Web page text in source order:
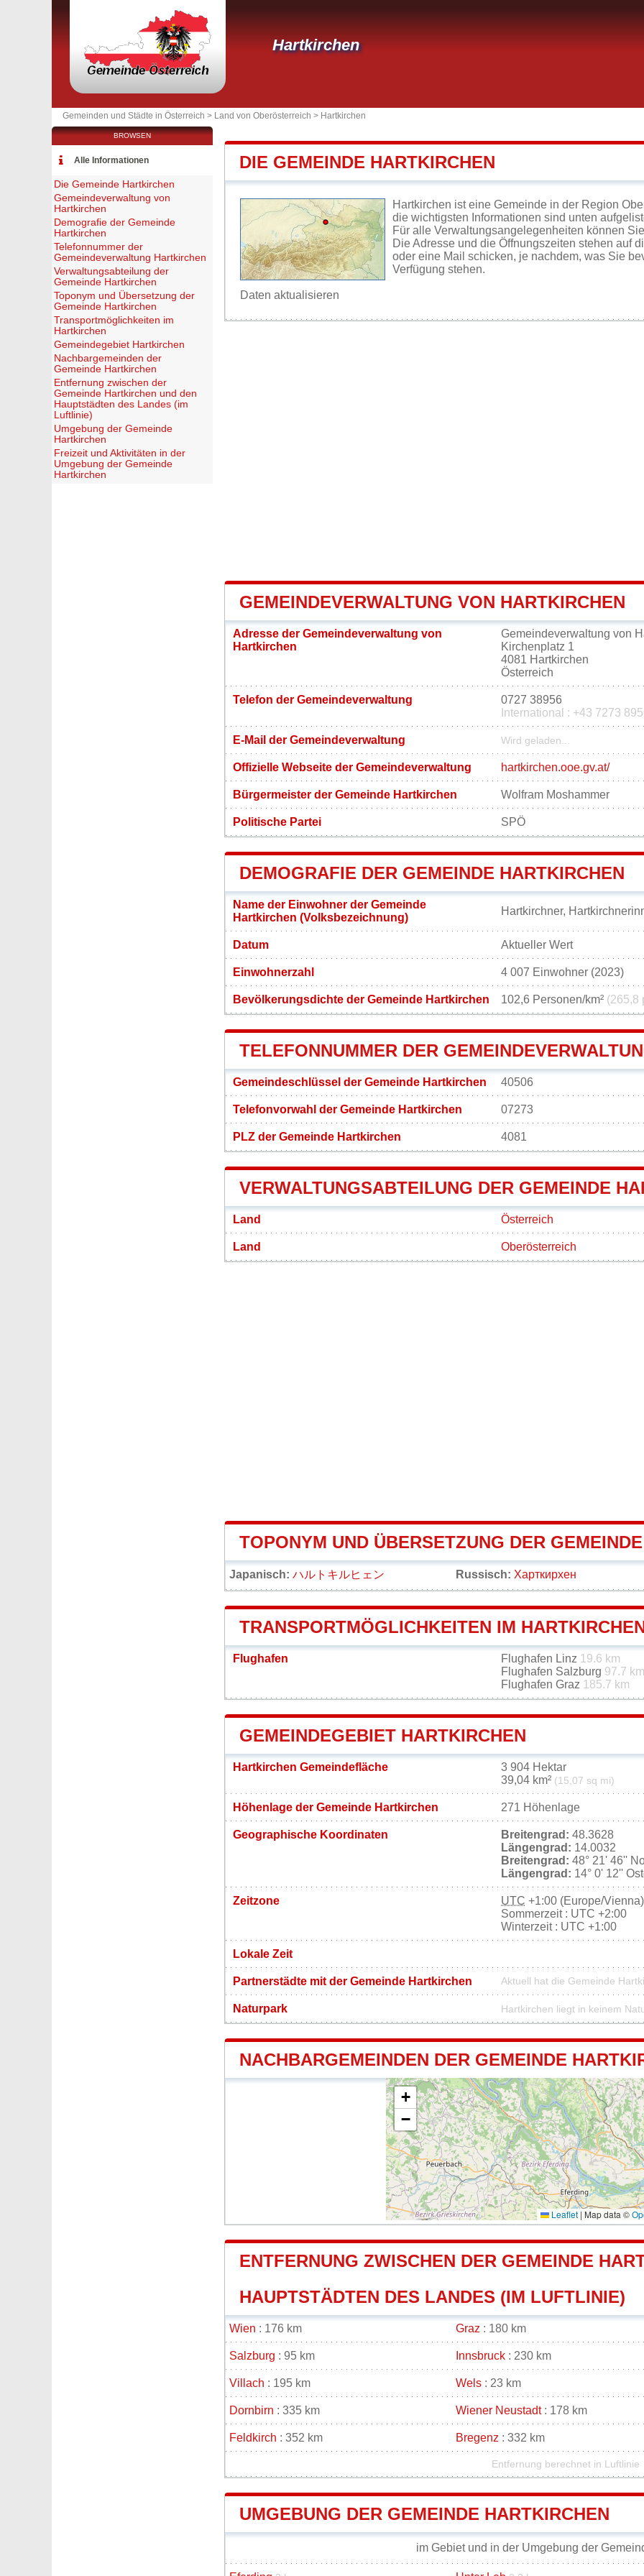
Hartkirchen
Gemeinden und Städte in Österreich > Land von Oberösterreich > Hartkirchen
DIE GEMEINDE HARTKIRCHEN
Hartkirchen ist eine Gemeinde in der Region
die wichtigsten Informationen sind unten
Für alle Verwaltungsangelegenheiten können
Die Adresse und die Öffnungszeiten stehen auf
oder eine Mail schicken, je nachdem, was Sie
Verfügung stehen.
Daten aktualisieren
GEMEINDEVERWALTUNG VON HARTKIRCHEN
Adresse der Gemeindeverwaltung von
Hartkirchen
Gemeindeverwaltung von
Kirchenplatz 1
4081 Hartkirchen
Österreich
Telefon der Gemeindeverwaltung
0727 38956
International : +43 7273
E-Mail der Gemeindeverwaltung Wird geladen...
Offizielle Webseite der Gemeindeverwaltung hartkirchen.ooe.gv.at/
Bürgermeister der Gemeinde Hartkirchen Wolfram Moshammer
Politische Partei SPÖ
DEMOGRAFIE DER GEMEINDE HARTKIRCHEN
Name der Einwohner der Gemeinde
Hartkirchen (Volksbezeichnung)
Hartkirchner,
Datum Aktueller Wert
Einwohnerzahl 4 007 Einwohner (2023)
Bevölkerungsdichte der Gemeinde Hartkirchen 102,6 Personen/km² (265,8
TELEFONNUMMER DER
Gemeindeschlüssel der Gemeinde Hartkirchen 40506
Telefonvorwahl der Gemeinde Hartkirchen 07273
PLZ der Gemeinde Hartkirchen 4081
VERWALTUNGSABTEILUNG DER GEMEINDE
Land Österreich
Land Oberösterreich
TOPONYM UND ÜBERSETZUNG DER
Japanisch: ハルトキルヒェン Russisch: Харткирхен
TRANSPORTMÖGLICHKEITEN IM
Flughafen Flughafen Linz 19.6 km
Flughafen Salzburg 97.7 km
Flughafen Graz 185.7 km
GEMEINDEGEBIET HARTKIRCHEN
Hartkirchen Gemeindefläche
3 904 Hektar
39,04 km² (15,07 sq mi)
Höhenlage der Gemeinde Hartkirchen 271 Höhenlage
Geographische Koordinaten Breitengrad: 48.3628
Längengrad: 14.0032
Breitengrad: 48° 21' 46''
Längengrad: 14° 0' 12''
Zeitzone UTC +1:00 (Europe/Vienna)
Sommerzeit : UTC +2:00
Winterzeit : UTC +1:00
Lokale Zeit
Partnerstädte mit der Gemeinde Hartkirchen Aktuell hat die Gemeinde
Naturpark Hartkirchen liegt in keinem
NACHBARGEMEINDEN DER GEMEINDE
+
−
Leaflet | Map data ©
ENTFERNUNG ZWISCHEN DER GEMEINDE
HAUPTSTÄDTEN DES LANDES (IM LUFTLINIE)
Wien : 176 km Graz : 180 km
Salzburg : 95 km Innsbruck : 230 km
Villach : 195 km Wels : 23 km
Dornbirn : 335 km Wiener Neustadt: 178 km
Feldkirch : 352 km Bregenz : 332 km
Entfernung berechnet in Luftlinie
UMGEBUNG DER GEMEINDE HARTKIRCHEN
im Gebiet und in der Umgebung der
BROWSEN
Alle Informationen
Die Gemeinde Hartkirchen
Gemeindeverwaltung von
Hartkirchen
Demografie der Gemeinde
Hartkirchen
Telefonnummer der
Gemeindeverwaltung Hartkirchen
Verwaltungsabteilung der
Gemeinde Hartkirchen
Toponym und Übersetzung der
Gemeinde Hartkirchen
Transportmöglichkeiten im
Hartkirchen
Gemeindegebiet Hartkirchen
Nachbargemeinden der
Gemeinde Hartkirchen
Entfernung zwischen der
Gemeinde Hartkirchen und den
Hauptstädten des Landes (im
Luftlinie)
Umgebung der Gemeinde
Hartkirchen
Freizeit und Aktivitäten in der
Umgebung der Gemeinde
Hartkirchen